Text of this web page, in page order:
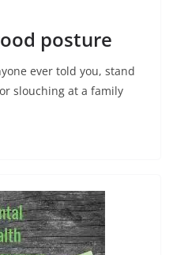
posture
ever told you, stand
slouching at a family